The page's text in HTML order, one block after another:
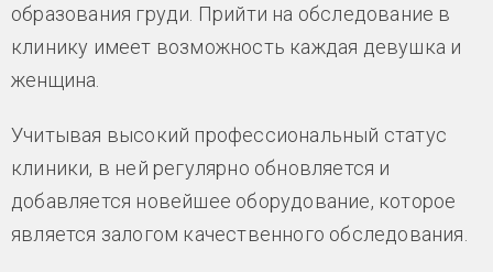
образования груди. Прийти на обследование в
клинику имеет возможность каждая девушка и
женщина.
Учитывая высокий профессиональный статус
клиники, в ней регулярно обновляется и
добавляется новейшее оборудование, которое
является залогом качественного обследования.